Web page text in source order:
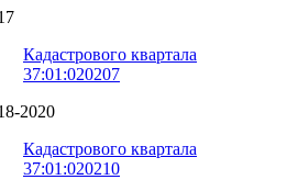
Кадастрового квартала
37:01:020207
2020
Кадастрового квартала
37:01:020210